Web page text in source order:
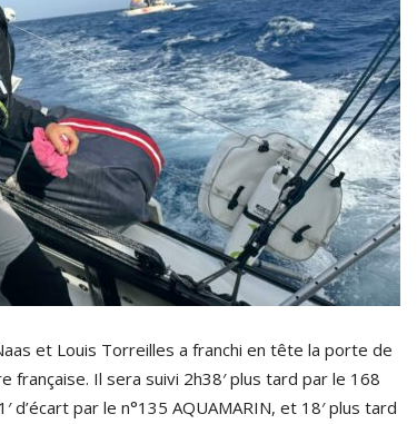
et Louis Torreilles a franchi en tête la porte de
française. Il sera suivi 2h38′ plus tard par le 168
d’écart par le n°135 AQUAMARIN, et 18′ plus tard